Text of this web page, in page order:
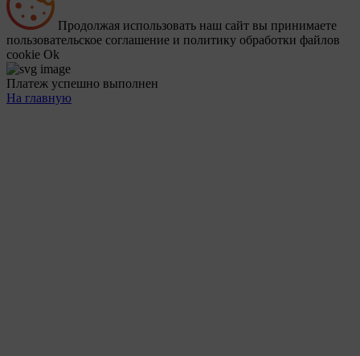
Продолжая использовать наш сайт вы принимаете
пользовательское соглашение и политику обработки файлов
cookie Ok
Платеж успешно выполнен
На главную